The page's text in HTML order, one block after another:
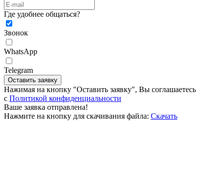
Где удобнее общаться?
Звонок
WhatsApp
Telegram
Оставить заявку
Нажимая на кнопку "Оставить заявку", Вы соглашаетесь
c Политикой конфиденциальности
Ваше заявка отправлена!
Нажмите на кнопку для скачивания файла: Скачать